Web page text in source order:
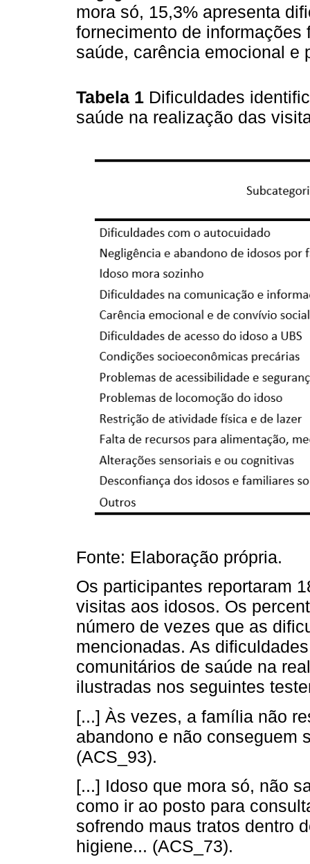
mora só, 15,3% apresenta
fornecimento de
saúde, carência emocional e
Tabela 1 Dificuldades
saúde na realização das
Fonte: Elaboração própria.
Os participantes reportaram
visitas aos idosos. Os
número de vezes que as
mencionadas. As
comunitários de saúde na
ilustradas nos seguintes
[...] Às vezes, a família não
abandono e não conseguem
(ACS_93).
[...] Idoso que mora só, não
como ir ao posto para
sofrendo maus tratos dentro
higiene... (ACS_73).